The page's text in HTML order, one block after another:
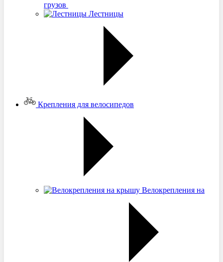
грузов
Лестницы
Крепления для велосипедов
Велокрепления на